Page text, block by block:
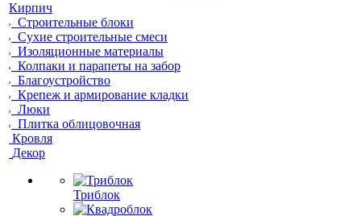
Кирпич
Строительные блоки
Сухие строительные смеси
Изоляционные материалы
Колпаки и парапеты на забор
Благоустройство
Крепеж и армирование кладки
Люки
Плитка облицовочная
Кровля
Декор
Триблок